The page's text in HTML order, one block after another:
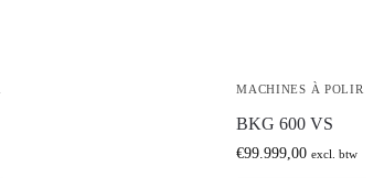
MACHINES À POLIR
BKG 600 VS
€99.999,00 excl. btw